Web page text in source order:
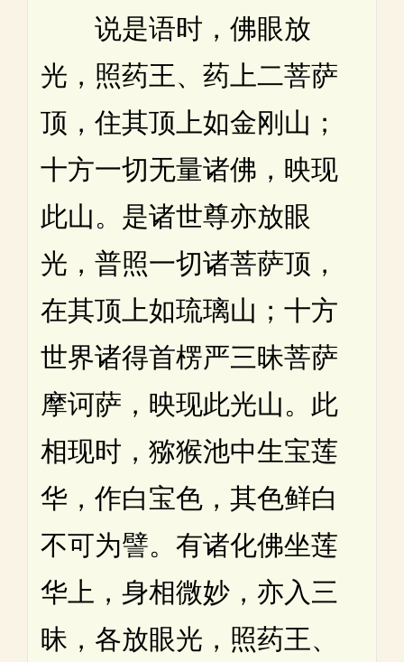
说是语时，佛眼放
光，照药王、药上二菩萨
顶，住其顶上如金刚山；
十方一切无量诸佛，映现
此山。是诸世尊亦放眼
光，普照一切诸菩萨顶，
在其顶上如琉璃山；十方
世界诸得首楞严三昧菩萨
摩诃萨，映现此光山。此
相现时，猕猴池中生宝莲
华，作白宝色，其色鲜白
不可为譬。有诸化佛坐莲
华上，身相微妙，亦入三
昧，各放眼光，照药王、